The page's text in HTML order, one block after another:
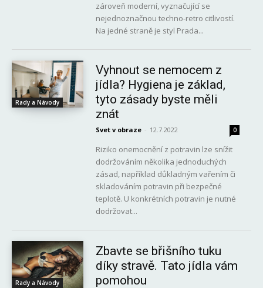
zároveň moderní, vyznačující se
nejednoznačnou techno-retro citlivostí.
Na jedné straně je styl Prada...
Rady a Návody
Vyhnout se nemocem z
jídla? Hygiena je základ,
tyto zásady byste měli
znát
Svet v obraze - 12.7.2022 0
Riziko onemocnění z potravin lze snížit
dodržováním několika jednoduchých
zásad, například důkladným vařením či
skladováním potravin při bezpečné
teplotě. U konkrétních potravin je nutné
dodržovat...
Rady a Návody
Zbavte se břišního tuku
díky stravě. Tato jídla vám
pomohou